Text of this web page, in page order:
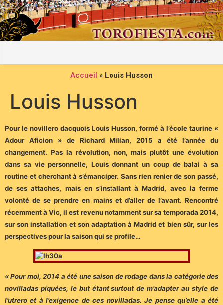
Accueil » Louis Husson
Louis Husson
Pour le novillero dacquois Louis Husson, formé à l’école taurine «
Adour Aficion » de Richard Milian, 2015 a été l’année du
changement. Pas la révolution, non, mais plutôt une évolution
dans sa vie personnelle, Louis donnant un coup de balai à sa
routine et cherchant à s’émanciper. Sans rien renier de son passé,
de ses attaches, mais en s’installant à Madrid, avec la ferme
volonté de se prendre en mains et d’aller de l’avant. Rencontré
récemment à Vic, il est revenu notamment sur sa temporada 2014,
sur son installation et son adaptation à Madrid et bien sûr, sur les
perspectives pour la saison qui se profile…
« Pour moi, 2014 a été une saison de rodage dans la catégorie des
novilladas piquées, le but étant surtout de m’adapter au style de
l’utrero et à l’exigence de ces novilladas. Je pense qu’elle a été